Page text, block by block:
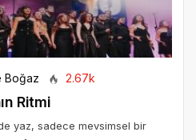
Boğaz 2.67k
Ritmi
yaz, sadece mevsimsel bir